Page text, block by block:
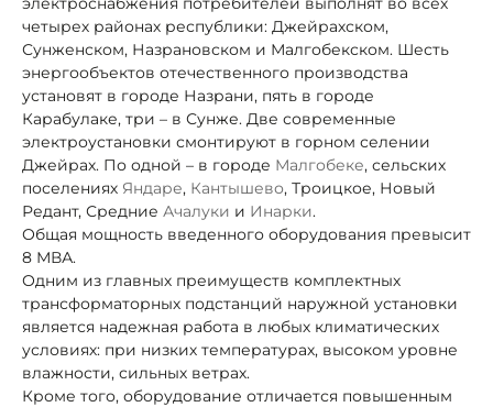
четырех районах республики: Джейрахском,
Сунженском, Назрановском и Малгобекском. Шесть
энергообъектов отечественного производства
установят в городе Назрани, пять в городе
Карабулаке, три – в Сунже. Две современные
электроустановки смонтируют в горном селении
Джейрах. По одной – в городе Малгобеке, сельских
поселениях Яндаре, Кантышево, Троицкое, Новый
Редант, Средние Ачалуки и Инарки.
Общая мощность введенного оборудования превысит
8 МВА.
Одним из главных преимуществ комплектных
трансформаторных подстанций наружной установки
является надежная работа в любых климатических
условиях: при низких температурах, высоком уровне
влажности, сильных ветрах.
Кроме того, оборудование отличается повышенным